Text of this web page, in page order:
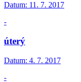
Datum: 11. 7. 2017
-
úterý
Datum: 4. 7. 2017
-